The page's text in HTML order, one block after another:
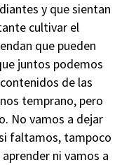
y que sientan
cultivar el
que pueden
juntos podemos
de las
temprano, pero
No vamos a dejar
faltamos, tampoco
ni vamos a